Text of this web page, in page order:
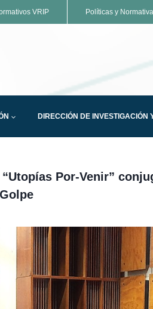
VRIP Políticas y
DIRECCIÓN DE INVESTIGACIÓN
Por-Venir”